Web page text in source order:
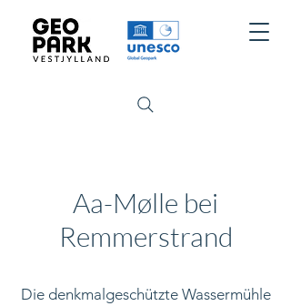
Aa-Mølle bei
Remmerstrand
Die denkmalgeschützte Wassermühle